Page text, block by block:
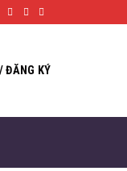
ĐĂNG KÝ